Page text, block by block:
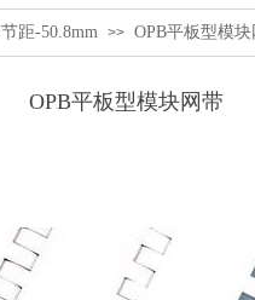
距-50.8mm >> OPB平板型模
OPB平板型模块网带